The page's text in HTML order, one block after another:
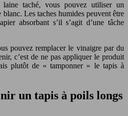
taché, vous pouvez utiliser un
blanc. Les taches humides peuvent être
absorbant s’il s’agit d’une tâche
pouvez remplacer le vinaigre par du
c’est de ne pas appliquer le produit
plutôt de « tamponner » le tapis à
un tapis à poils longs